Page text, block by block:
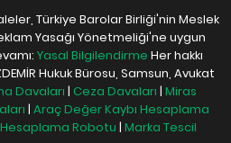
Türkiye Barolar Birliği'nin Meslek
Yasağı Yönetmeliği'ne uygun
Yasal Bilgilendirme Her hakkı
Hukuk Bürosu, Samsun, Avukat
Davaları | Ceza Davaları | Miras
| Araç Değer Kaybı Hesaplama
Hesaplama Robotu | Marka Tescil